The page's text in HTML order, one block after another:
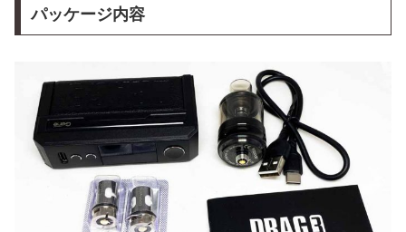
パッケージ内容